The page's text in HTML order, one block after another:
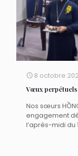
8 octobre
Vœux perpétuels
Nos sœurs
engagement
l’après-midi du